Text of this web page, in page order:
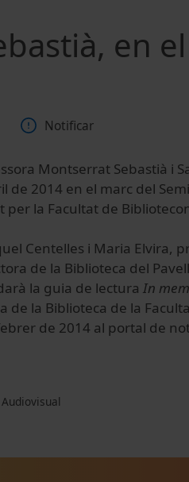
en
Notificar
Montserrat Sebastià i
de 2014 en el marc del
per la Facultat de
Centelles i Maria Elvira,
de la Biblioteca del
la guia de lectura In
de la Biblioteca de la
de 2014 al portal de